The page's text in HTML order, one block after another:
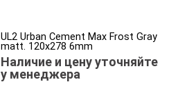
UL2 Urban Cement Max Frost Gray
matt. 120x278 6mm
Наличие и цену уточняйте
у менеджера